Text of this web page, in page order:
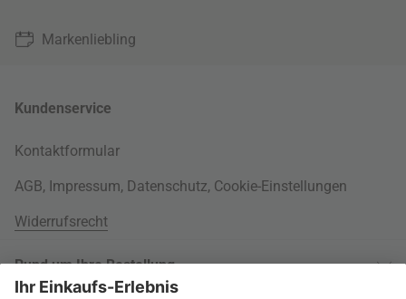
Markenliebling
Kundenservice
Kontaktformular
AGB, Impressum, Datenschutz, Cookie-Einstellungen
Widerrufsrecht
Rund um Ihre Bestellung